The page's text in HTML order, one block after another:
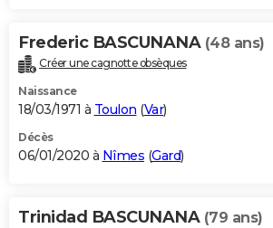
Frederic BASCUNANA (48 ans)
Créer une cagnotte obsèques
Naissance
18/03/1971 à Toulon (Var)
Décès
06/01/2020 à Nîmes (Gard)
Trinidad BASCUNANA (79 ans)